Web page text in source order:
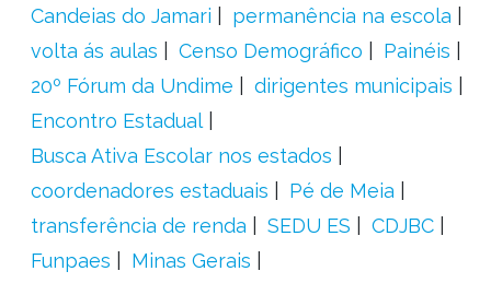
Candeias do Jamari
permanência na escola
volta ás aulas
Censo Demográfico
Painéis
20º Fórum da Undime
dirigentes municipais
Encontro Estadual
Busca Ativa Escolar nos estados
coordenadores estaduais
Pé de Meia
transferência de renda
SEDU ES
CDJBC
Funpaes
Minas Gerais